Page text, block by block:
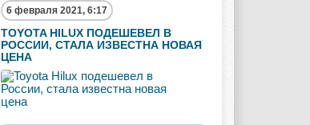
6 февраля 2021, 6:17
TOYOTA HILUX ПОДЕШЕВЕЛ В
РОССИИ, СТАЛА ИЗВЕСТНА НОВАЯ
ЦЕНА